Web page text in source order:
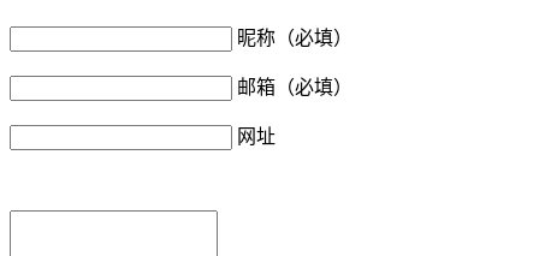
昵称（必填）
邮箱（必填）
网址